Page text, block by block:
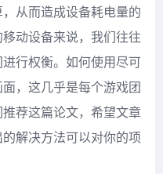
从而造成设备耗电量的
动设备来说，我们往往
行权衡。如何使用尽可
，这几乎是每个游戏团
荐这篇论文，希望文章
解决方法可以对你的项